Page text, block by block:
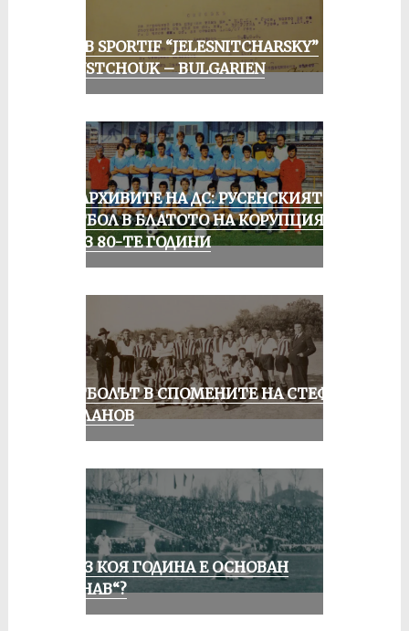
CLUB SPORTIF “JELESNITCHARSKY”
ROUSTCHOUK – BULGARIEN
ИЗ АРХИВИТЕ НА ДС: РУСЕНСКИЯТ
ФУТБОЛ В БЛАТОТО НА КОРУПЦИЯТА
ПРЕЗ 80-ТЕ ГОДИНИ
ФУТБОЛЪТ В СПОМЕНИТЕ НА СТЕФАН
МИЛАНОВ
ПРЕЗ КОЯ ГОДИНА Е ОСНОВАН
„ДУНАВ“?